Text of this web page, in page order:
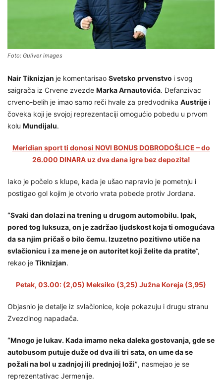
Foto: Guliver images
Nair Tiknizjan je komentarisao Svetsko prvenstvo i svog
saigrača iz Crvene zvezde Marka Arnautovića. Defanzivac
crveno-belih je imao samo reči hvale za predvodnika Austrije i
čoveka koji je svojoj reprezentaciji omogućio pobedu u prvom
kolu Mundijalu.
Meridian sport ti donosi NOVI BONUS DOBRODOŠLICE – do
26.000 DINARA uz dva dana igre bez depozita!
Iako je počelo s klupe, kada je ušao napravio je pometnju i
postigao gol kojim je otvorio vrata pobede protiv Jordana.
“Svaki dan dolazi na trening u drugom automobilu. Ipak,
pored tog luksuza, on je zadržao ljudskost koja ti omogućava
da sa njim pričaš o bilo čemu. Izuzetno pozitivno utiče na
svlačionicu i za mene je on autoritet koji želite da pratite“,
rekao je Tiknizjan.
Petak, 03.00: (2,05) Meksiko (3,25) Južna Koreja (3,95)
Objasnio je detalje iz svlačionice, koje pokazuju i drugu stranu
Zvezdinog napadača.
“Mnogo je lukav. Kada imamo neka daleka gostovanja, gde se
autobusom putuje duže od dva ili tri sata, on ume da se
požali na bol u zadnjoj ili prednjoj loži”, nasmejao je se
reprezentativac Jermenije.